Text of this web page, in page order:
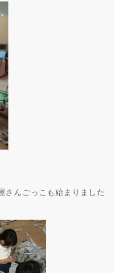
さんごっこも始まりました